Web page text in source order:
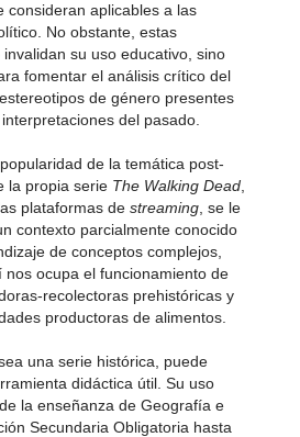
consideran aplicables a las
No obstante, estas
su uso educativo, sino
fomentar el análisis crítico del
de género presentes
del pasado.
de la temática post-
la propia serie The Walking Dead,
plataformas de streaming, se le
contexto parcialmente conocido
de conceptos complejos,
ocupa el funcionamiento de
recolectoras prehistóricas y
productoras de alimentos.
una serie histórica, puede
didáctica útil. Su uso
la enseñanza de Geografía e
Secundaria Obligatoria hasta